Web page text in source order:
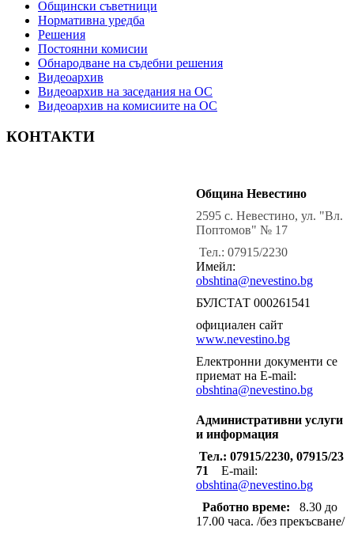
Общински съветници
Нормативна уредба
Решения
Постоянни комисии
Обнародване на съдебни решения
Видеоархив
Видеоархив на заседания на ОС
Видеоархив на комисиите на ОС
КОНТАКТИ
Община Невестино
2595 с. Невестино, ул. "Вл.
Поптомов" № 17
Тел.: 07915/2230
Имейл:
obshtina@nevestino.bg
БУЛСТАТ 000261541
официален сайт
www.nevestino.bg
Електронни документи се
приемат на E-mail:
obshtina@nevestino.bg
Административни услуги
и информация
Тел.: 07915/2230, 07915/23
71
E-mail:
obshtina@nevestino.bg
Работно време: 8.30 до
17.00 часа. /без прекъсване/